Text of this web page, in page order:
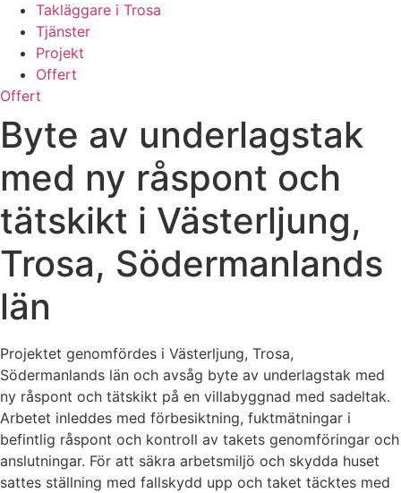
Takläggare i Trosa
Tjänster
Projekt
Offert
Offert
Byte av underlagstak
med ny råspont och
tätskikt i Västerljung,
Trosa, Södermanlands
län
Projektet genomfördes i Västerljung, Trosa,
Södermanlands län och avsåg byte av underlagstak med
ny råspont och tätskikt på en villabyggnad med sadeltak.
Arbetet inleddes med förbesiktning, fuktmätningar i
befintlig råspont och kontroll av takets genomföringar och
anslutningar. För att säkra arbetsmiljö och skydda huset
sattes ställning med fallskydd upp och taket täcktes med